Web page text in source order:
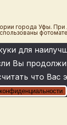
города Уфы. При
для
Вы
что Вас